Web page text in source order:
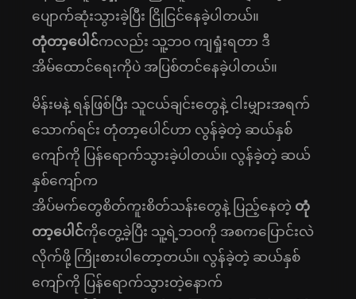
ပျောက်ဆုံးသွားခဲ့ပြီး ငြိုငြင်နေခဲ့ပါတယ်။
တုံတာ့ပေါင်ကလည်း သူ့ဘဝ ကျရှုံးရတာ ဒီ
အိမ်ထောင်ရေးကိုပဲ အပြစ်တင်နေခဲ့ပါတယ်။
မိန်းမနဲ့ ရန်ဖြစ်ပြီး သူငယ်ချင်းတွေနဲ့ ငါးမျှားအရက်
သောက်ရင်း တုံတာ့ပေါင်ဟာ လွန်ခဲ့တဲ့ ဆယ်နှစ်
ကျော်ကို ပြန်ရောက်သွားခဲ့ပါတယ်။ လွန်ခဲ့တဲ့ ဆယ်
နှစ်ကျော်က
အိပ်မက်တွေစိတ်ကူးစိတ်သန်းတွေနဲ့ ပြည့်နေတဲ့ တုံ
တာ့ပေါင်ကိုတွေ့ခဲ့ပြီး သူ့ရဲ့ဘဝကို အစကပြောင်းလဲ
လိုက်ဖို့ ကြိုးစားပါတော့တယ်။ လွန်ခဲ့တဲ့ ဆယ်နှစ်
ကျော်ကို ပြန်ရောက်သွားတဲ့နောက်